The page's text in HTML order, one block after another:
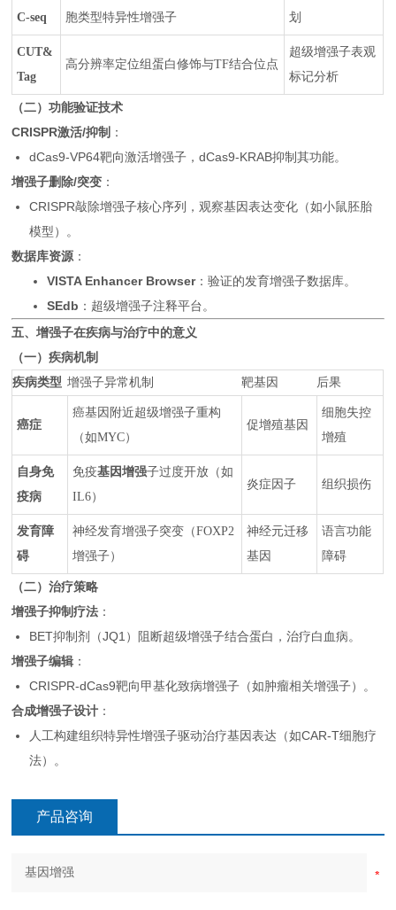
C-seq
胞类型特异性增强子
划
CUT&
Tag
高分辨率定位组蛋白修饰与TF结合位点
超级增强子表观
标记分析
（二）功能验证技术
CRISPR激活/抑制 ：
dCas9-VP64靶向激活增强子，dCas9-KRAB抑制其功能。
增强子删除/突变 ：
CRISPR敲除增强子核心序列，观察基因表达变化（如小鼠胚胎
模型）。
数据库资源 ：
VISTA Enhancer Browser：验证的发育增强子数据库。
SEdb ：超级增强子注释平台。
五、增强子在疾病与治疗中的意义
（一）疾病机制
疾病类型 增强子异常机制 靶基因 后果
癌症
癌基因附近超级增强子重构
（如MYC）
促增殖基因
细胞失控
增殖
自身免
疫病
免疫基因增强子过度开放（如
IL6）
炎症因子 组织损伤
发育障
碍
神经发育增强子突变（FOXP2
增强子）
神经元迁移
基因
语言功能
障碍
（二）治疗策略
增强子抑制疗法 ：
BET抑制剂（JQ1）阻断超级增强子结合蛋白，治疗白血病。
增强子编辑 ：
CRISPR-dCas9靶向甲基化致病增强子（如肿瘤相关增强子）。
合成增强子设计 ：
人工构建组织特异性增强子驱动治疗基因表达（如CAR-T细胞疗
法）。
产品咨询